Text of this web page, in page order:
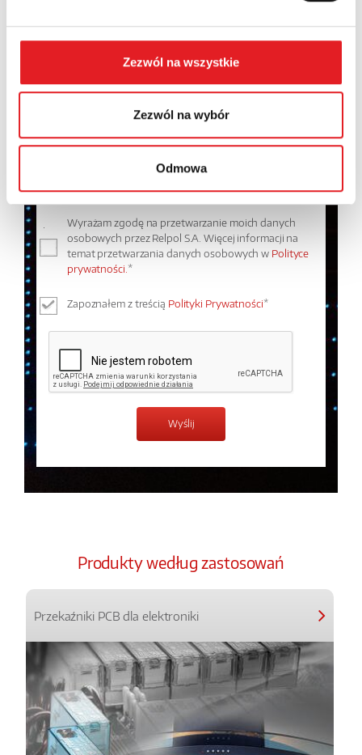
Zezwól na wszystkie
Zezwól na wybór
Odmowa
Wyrażam zgodę na przetwarzanie moich danych
osobowych przez Relpol S.A. Więcej informacji na
temat przetwarzania danych osobowych w Polityce
prywatności.*
Zapoznałem z treścią Polityki Prywatności*
Produkty według zastosowań
Przekaźniki PCB dla elektroniki